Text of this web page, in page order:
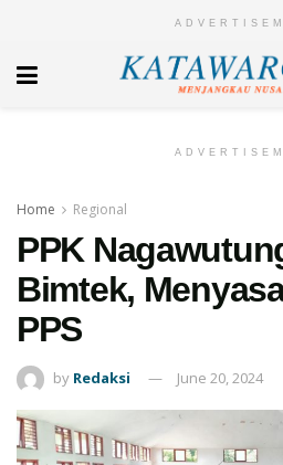
Home Regional
PPK
Bimtek,
PPS
by Redaksi June 20, 2024